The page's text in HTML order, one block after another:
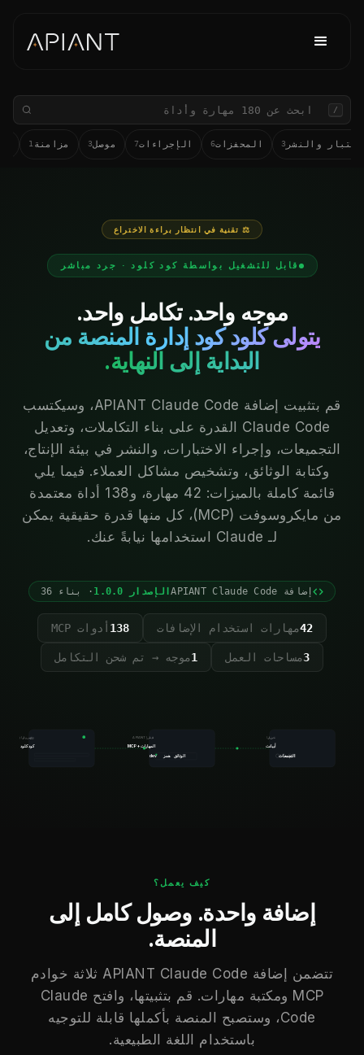
/
والنشر 3 المحفزات6 الإجراءات7 موصل3 مزامنة1
⚖ تقنية في انتظار براءة الاختراع
قابل للتشغيل بواسطة كود كلود · جرد مباشر
موجه واحد. تكامل واحد.
يتولى كلود كود إدارة المنصة من
البداية إلى النهاية.
قم بتثبيت إضافة APIANT Claude Code، وسيكتسب
Claude Code القدرة على بناء التكاملات، وتعديل
التجميعات، وإجراء الاختبارات، والنشر في بيئة الإنتاج،
وكتابة الوثائق، وتشخيص مشاكل العملاء. فيما يلي
قائمة كاملة بالميزات: 42 مهارة، و138 أداة معتمدة
من مايكروسوفت (MCP)، كل منها قدرة حقيقية يمكن
لـ Claude استخدامها نيابةً عنك.
إضافة APIANT Claude Code الإصدار 1.0.0 · بناء 36
42مهارات استخدام الإضافات 138 أدوات MCP
3مساحات العمل 1موجه → تم شحن التكامل
المنسق الموسيقي
كود كلود
إضافة APIANT
المهارات + MCP
dev همز الوثائق
المنصة
أبيانت
التجمعات
كيف يعمل؟
إضافة واحدة. وصول كامل إلى
المنصة.
تتضمن إضافة APIANT Claude Code ثلاثة خوادم
MCP ومكتبة مهارات. قم بتثبيتها، وافتح Claude
Code، وستصبح المنصة بأكملها قابلة للتوجيه
باستخدام اللغة الطبيعية.